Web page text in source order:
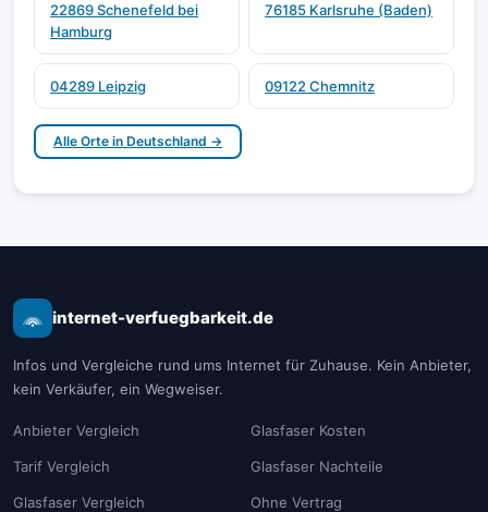
22869 Schenefeld bei
Hamburg
76185 Karlsruhe (Baden)
04289 Leipzig 09122 Chemnitz
Alle Orte in Deutschland →
internet-verfuegbarkeit.de
Infos und Vergleiche rund ums Internet für Zuhause. Kein Anbieter,
kein Verkäufer, ein Wegweiser.
Anbieter Vergleich
Tarif Vergleich
Glasfaser Vergleich
Glasfaser Kosten
Glasfaser Nachteile
Ohne Vertrag